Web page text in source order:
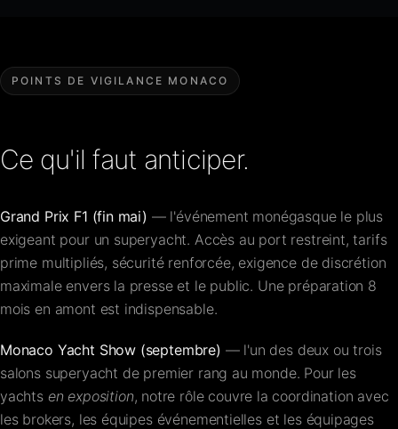
POINTS DE VIGILANCE MONACO
Ce qu'il faut anticiper.
Grand Prix F1 (fin mai) — l'événement monégasque le plus
exigeant pour un superyacht. Accès au port restreint, tarifs
prime multipliés, sécurité renforcée, exigence de discrétion
maximale envers la presse et le public. Une préparation 8
mois en amont est indispensable.
Monaco Yacht Show (septembre) — l'un des deux ou trois
salons superyacht de premier rang au monde. Pour les
yachts en exposition, notre rôle couvre la coordination avec
les brokers, les équipes événementielles et les équipages